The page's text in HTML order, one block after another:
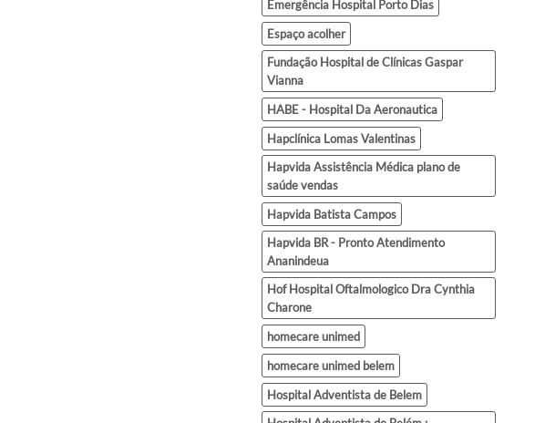
Emergência Hospital Porto Dias
Espaço acolher
Fundação Hospital de Clínicas Gaspar
Vianna
HABE - Hospital Da Aeronautica
Hapclínica Lomas Valentinas
Hapvida Assistência Médica plano de
saúde vendas
Hapvida Batista Campos
Hapvida BR - Pronto Atendimento
Ananindeua
Hof Hospital Oftalmologico Dra Cynthia
Charone
homecare unimed
homecare unimed belem
Hospital Adventista de Belem